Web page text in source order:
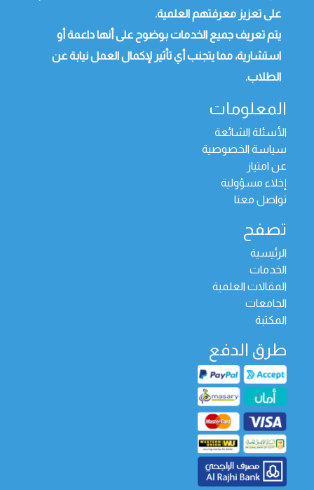
على تعزيز معرفتهم العلمية.
يتم تعريف جميع الخدمات بوضوح على أنها داعمة أو
استشارية، مما يتجنب أي تأثير لإكمال العمل نيابة عن
الطلاب.
المعلومات
الأسئلة الشائعة
سياسة الخصوصية
عن امتياز
إخلاء مسؤولية
تواصل معنا
تصفح
الرئيسية
الخدمات
المقالات العلمية
الجامعات
المكتبة
طرق الدفع